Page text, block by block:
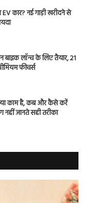
कार? नई गाड़ी खरीदने से
बाइक लॉन्च के लिए तैयार, 21
फीचर्स
काम है, कब और कैसे करें
नहीं जानते सही तरीका